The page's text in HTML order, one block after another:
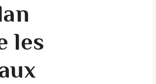
les